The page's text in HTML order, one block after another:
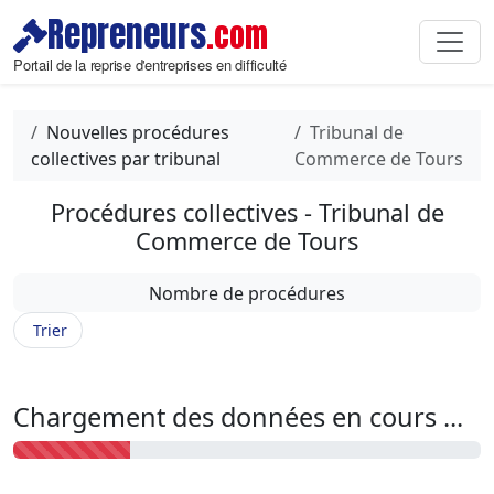
Repreneurs.com
Portail de la reprise d'entreprises en difficulté
Nouvelles procédures
collectives par tribunal
Tribunal de
Commerce de Tours
Procédures collectives - Tribunal de
Commerce de Tours
Nombre de procédures
Trier
Chargement des données en cours ...